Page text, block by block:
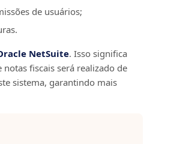
de usuários;
NetSuite. Isso significa
fiscais será realizado de
sistema, garantindo mais